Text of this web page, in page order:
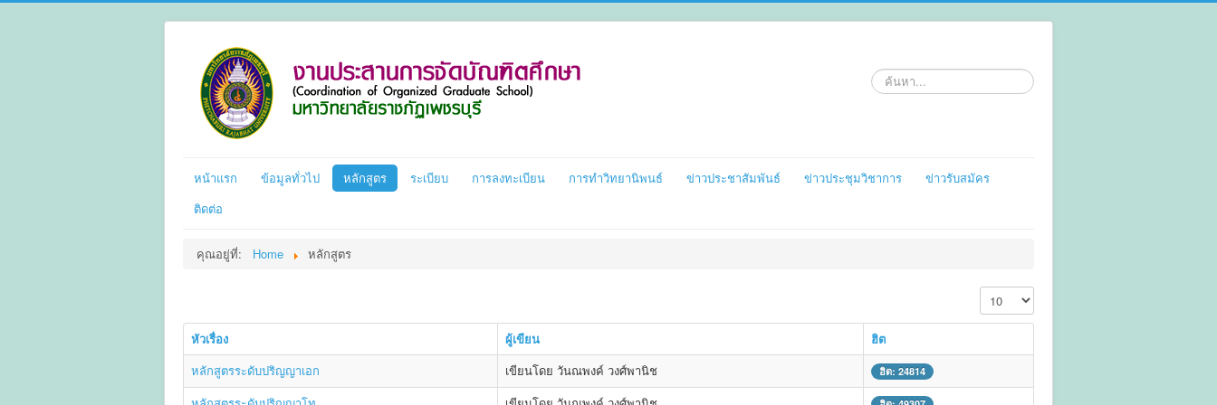
ค้นหา
หน้าแรก ข้อมูลทั่วไป หลักสูตร ระเบียบ การลงทะเบียน การทำวิทยานิพนธ์ ข่าวประชาสัมพันธ์ ข่าวประชุมวิชาการ
ข่าวรับสมัคร
ติดต่อ
คุณอยู่ที่: Home หลักสูตร
แสดง #
หัวเรื่อง ผู้เขียน
ฮิต
หลักสูตรระดับปริญญาเอก
เขียนโดย วันณพงค์ วงศ์พานิช ฮิต: 24814